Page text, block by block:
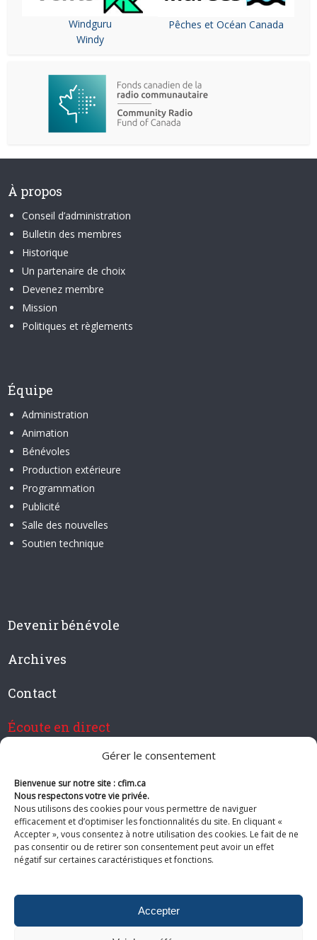
Gérer le consentement
Bienvenue sur notre site : cfim.ca
Nous respectons votre vie privée.
Nous utilisons des cookies pour vous permettre de naviguer
efficacement et d’optimiser les fonctionnalités du site. En cliquant «
Accepter », vous consentez à notre utilisation des cookies. Le fait de ne
pas consentir ou de retirer son consentement peut avoir un effet
négatif sur certaines caractéristiques et fonctions.
Accepter
Windguru
Windy
Pêches et Océan Canada
À propos
Conseil d’administration
Bulletin des membres
Historique
Un partenaire de choix
Devenez membre
Mission
Politiques et règlements
Équipe
Administration
Animation
Bénévoles
Production extérieure
Programmation
Publicité
Salle des nouvelles
Soutien technique
Devenir bénévole
Archives
Contact
Écoute en direct
Devenir membre de CFIM
Suivez-nous